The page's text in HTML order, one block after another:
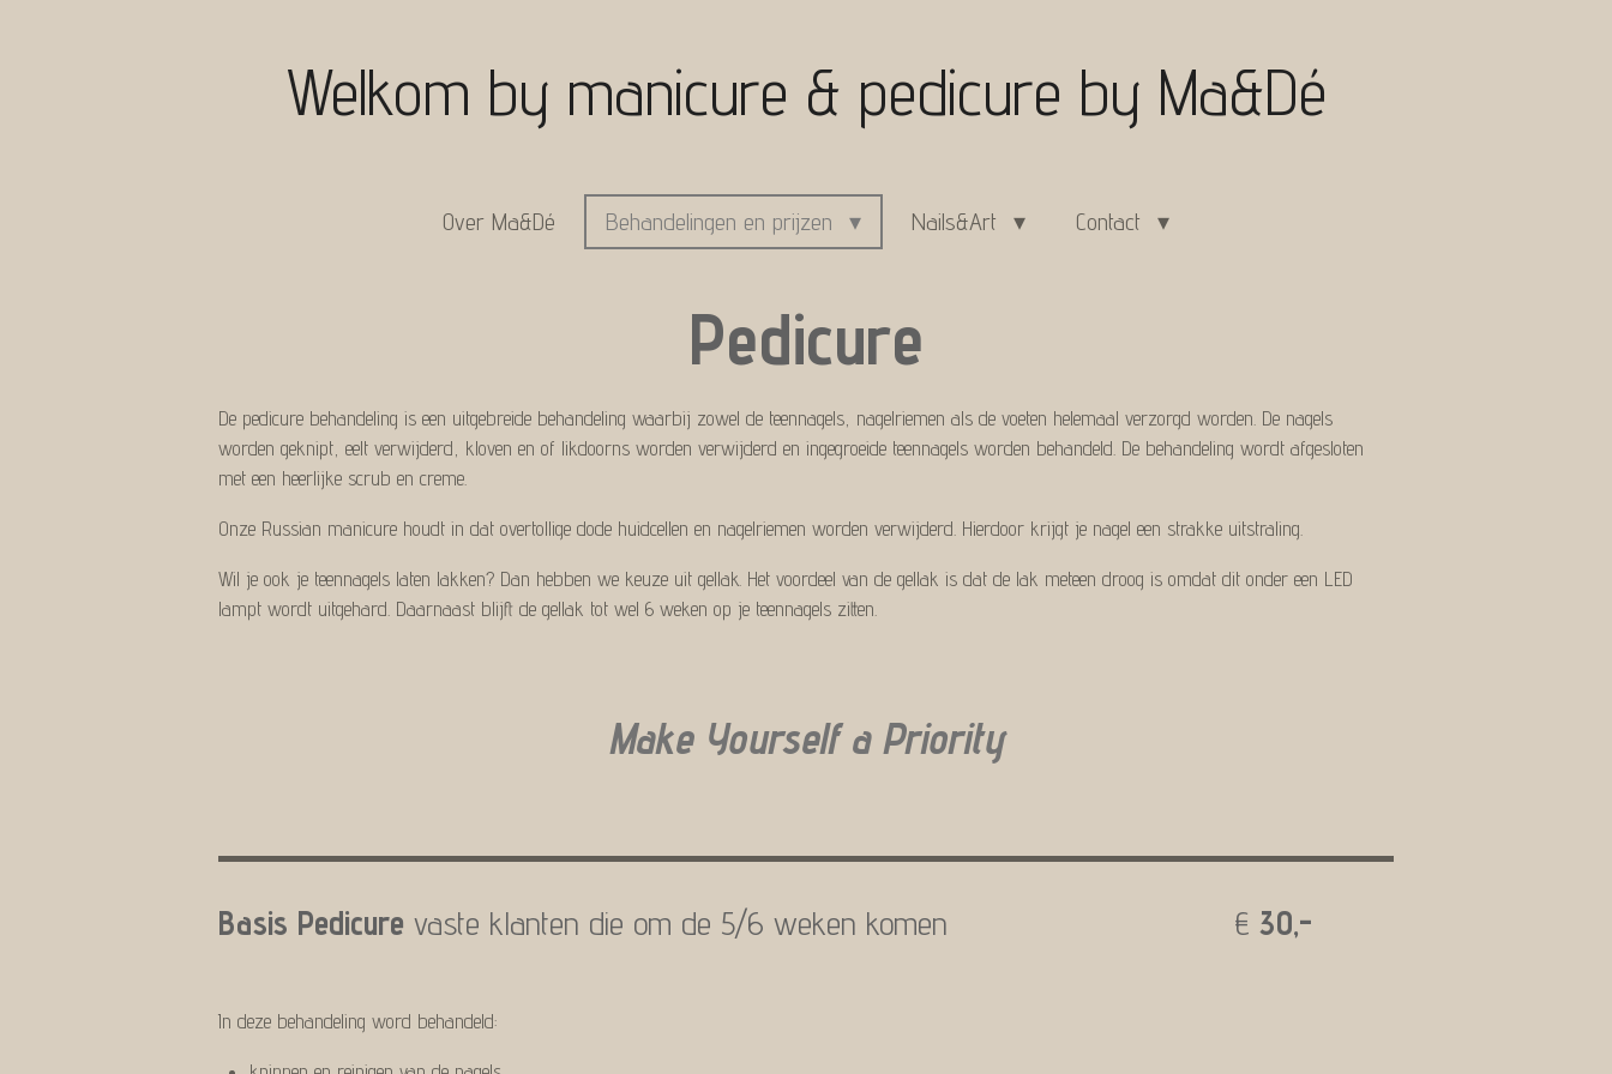
Welkom by manicure & pedicure by Ma&Dé
Over Ma&Dé Behandelingen en prijzen Nails&Art Contact
Pedicure
De pedicure behandeling is een uitgebreide behandeling waarbij zowel de teennagels, nagelriemen als de voeten helemaal verzorgd worden. De nagels
worden geknipt, eelt verwijderd, kloven en of likdoorns worden verwijderd en ingegroeide teennagels worden behandeld. De behandeling wordt afgesloten
met een heerlijke scrub en creme.
Onze Russian manicure houdt in dat overtollige dode huidcellen en nagelriemen worden verwijderd. Hierdoor krijgt je nagel een strakke uitstraling.
Wil je ook je teennagels laten lakken? Dan hebben we keuze uit gellak. Het voordeel van de gellak is dat de lak meteen droog is omdat dit onder een LED
lampt wordt uitgehard. Daarnaast blijft de gellak tot wel 6 weken op je teennagels zitten.
Make Yourself a Priority
Basis Pedicure vaste klanten die om de 5/6 weken komen € 30,-
In deze behandeling word behandeld: